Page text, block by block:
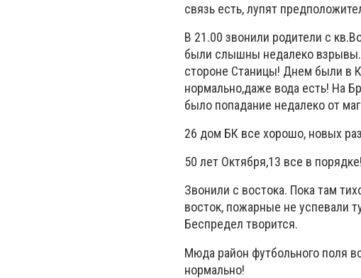
связь есть, лупят
В 21.00 звонили родители с
были слышны недалеко взрывы.
стороне Станицы! Днем были в
нормально,даже вода есть! На
было попадание недалеко от
26 дом БК все хорошо, новых
50 лет Октября,13 все в
Звонили с востока. Пока там
восток, пожарные не успевали
Беспредел творится.
Мюда район футбольного поля
нормально!